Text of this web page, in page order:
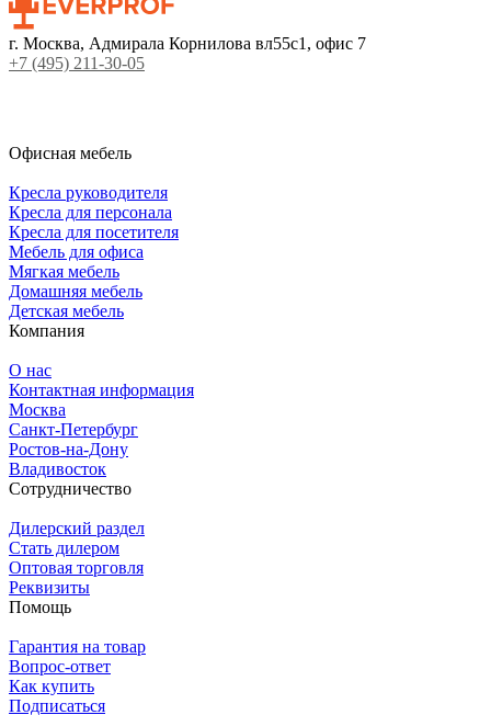
г. Москва, Адмирала Корнилова вл55с1, офис 7
+7 (495) 211-30-05
Офисная мебель
Кресла руководителя
Кресла для персонала
Кресла для посетителя
Мебель для офиса
Мягкая мебель
Домашняя мебель
Детская мебель
Компания
О нас
Контактная информация
Москва
Санкт-Петербург
Ростов-на-Дону
Владивосток
Сотрудничество
Дилерский раздел
Стать дилером
Оптовая торговля
Реквизиты
Помощь
Гарантия на товар
Вопрос-ответ
Как купить
Подписаться